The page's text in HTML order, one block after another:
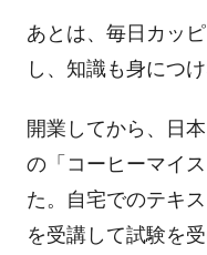
あとは、毎日カッ
し、知識も身につ
開業してから、日
の「コーヒーマイ
た。自宅でのテキ
を受講して試験を